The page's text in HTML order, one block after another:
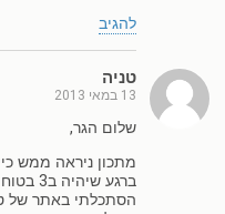
להגיב
טניה
13 במאי 2013
שלום הגר,
ברגע
הסתכלתי באתר של